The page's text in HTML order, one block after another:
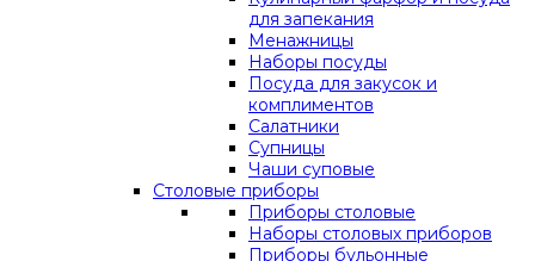
для запекания
Менажницы
Наборы посуды
Посуда для закусок и
комплиментов
Салатники
Супницы
Чаши суповые
Столовые приборы
Приборы столовые
Наборы столовых приборов
Приборы бульонные